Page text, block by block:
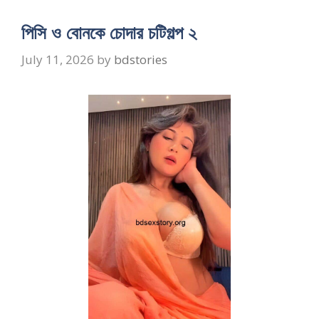
পিসি ও বোনকে চোদার চটিগল্প ২
July 11, 2026 by bdstories